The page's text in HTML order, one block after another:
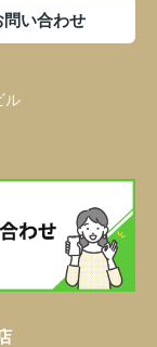
問い合わせ
ル